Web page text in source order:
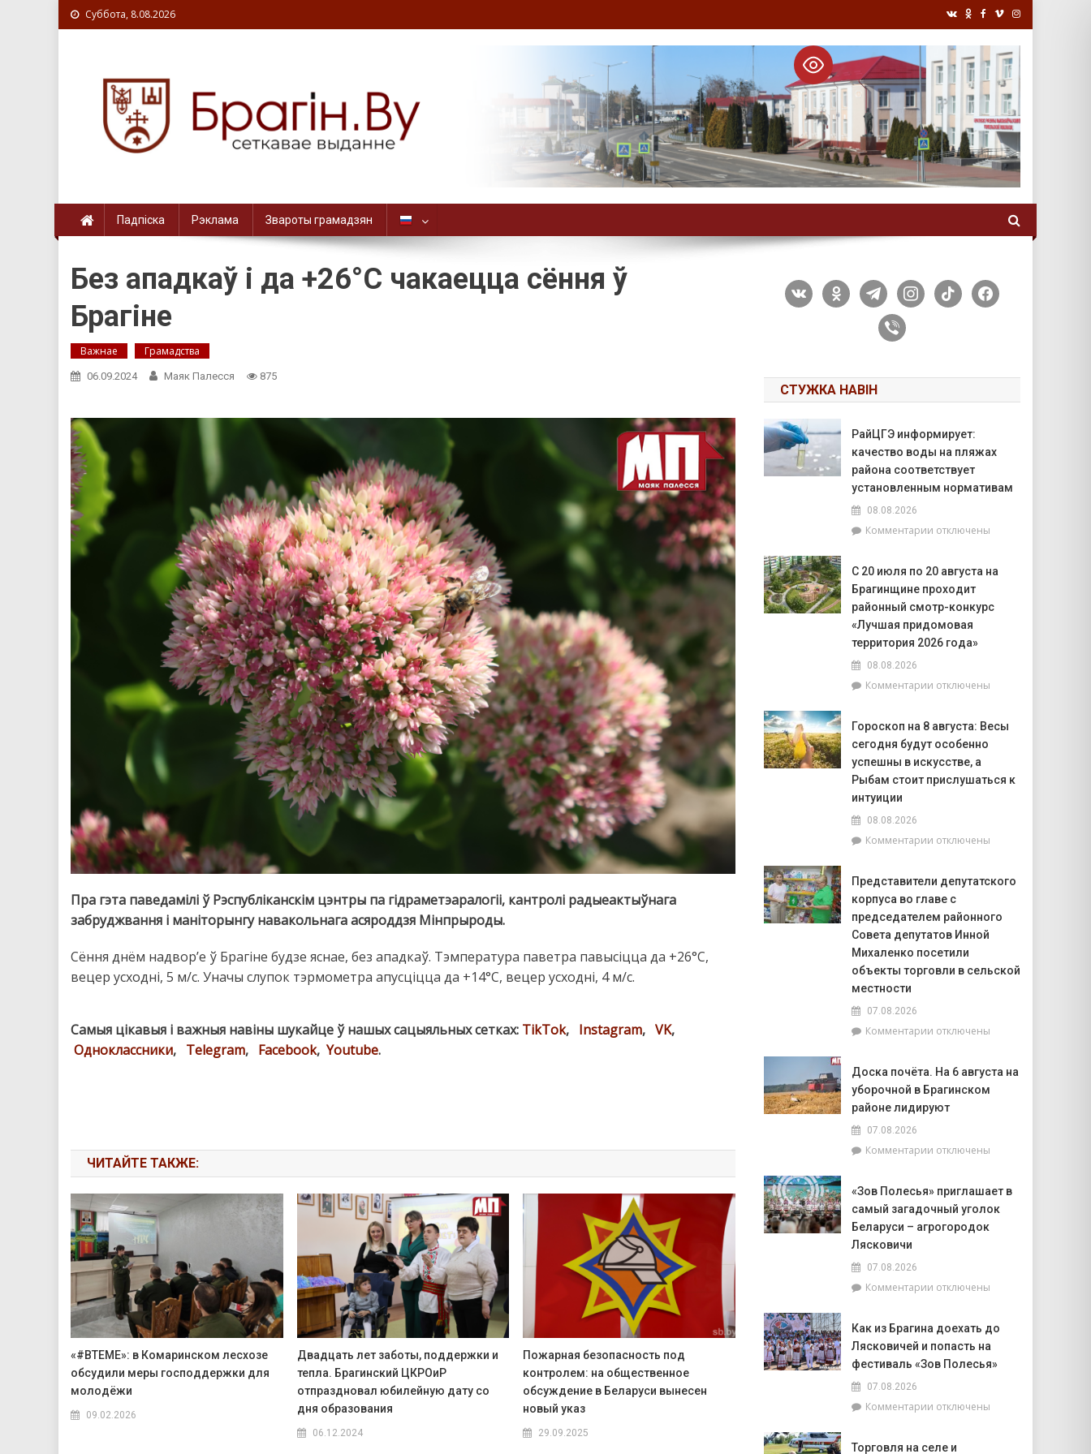
Суббота, 8.08.2026
Падпіска Рэклама Звароты грамадзян
Без ападкаў і да +26°C чакаецца сёння ў
Брагіне
Важнае Грамадства
06.09.2024 Маяк Палесся 875
Пра гэта паведамілі ў Рэспубліканскім цэнтры па гідраметэаралогіі, кантролі радыеактыўнага
забруджвання і маніторынгу навакольнага асяроддзя Мінпрыроды.
Сёння днём надвор’е ў Брагіне будзе яснае, без ападкаў. Тэмпература паветра павысіцца да +26°C,
вецер усходні, 5 м/с. Уначы слупок тэрмометра апусціцца да +14°C, вецер усходні, 4 м/с.
Самыя цікавыя і важныя навіны шукайце ў нашых сацыяльных сетках: TikTok, Instagram, VK,
Одноклассники, Telegram, Facebook, Youtube.
ЧИТАЙТЕ ТАКЖЕ:
«#ВТЕМЕ»: в Комаринском лесхозе
обсудили меры господдержки для
молодёжи
09.02.2026
Двадцать лет заботы, поддержки и
тепла. Брагинский ЦКРОиР
отпраздновал юбилейную дату со
дня образования
06.12.2024
Пожарная безопасность под
контролем: на общественное
обсуждение в Беларуси вынесен
новый указ
29.09.2025
vkontakteodnoklassniki
telegraminstagram
tiktok facebook
viber
СТУЖКА НАВІН
РайЦГЭ информирует:
качество воды на пляжах
района соответствует
установленным нормативам
08.08.2026
Комментариик
информирует:
качество
воды
на
пляжах
района
установленным
отключены
С 20 июля по 20 августа на
Брагинщине проходит
районный смотр-конкурс
«Лучшая придомовая
территория 2026 года»
08.08.2026
Комментариик
20
июля
по
20
проходит
конкурс
«Лучшая
придомовая
территория
отключены
Гороскоп на 8 августа: Весы
сегодня будут особенно
успешны в искусстве, а
Рыбам стоит прислушаться к
интуиции
08.08.2026
Комментариик
на
8
августа:
Весы
сегодня
особенно
стоит
прислушаться
интуиции
отключены
Представители депутатского
корпуса во главе с
председателем районного
Совета депутатов Инной
Михаленко посетили
объекты торговли в сельской
местности
07.08.2026
Комментариик
депутатского
корпуса
во
председателем
депутатов
Инной
Михаленко
в
местности
отключены
Доска почёта. На 6 августа на
уборочной в Брагинском
районе лидируют
07.08.2026
Комментариик
почёта.
На
6
в
лидируют
отключены
«Зов Полесья» приглашает в
самый загадочный уголок
Беларуси – агрогородок
Лясковичи
07.08.2026
Комментариик
Полесья»
приглашает
в
уголок
отключены
Как из Брагина доехать до
Лясковичей и попасть на
фестиваль «Зов Полесья»
07.08.2026
Комментариикотключены
Торговля на селе и